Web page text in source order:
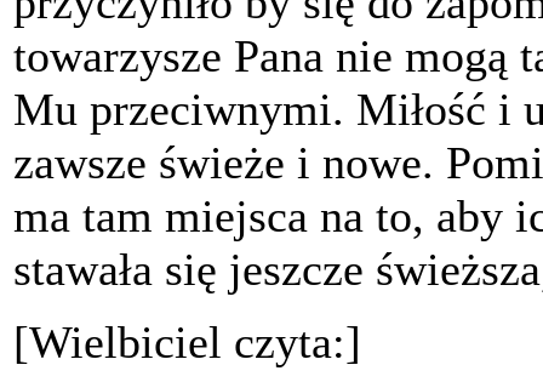
towarzysze Pana nie mogą
Mu przeciwnymi. Miłość i
zawsze świeże i nowe.
ma tam miejsca na to, aby
stawała się jeszcze
[Wielbiciel czyta:]